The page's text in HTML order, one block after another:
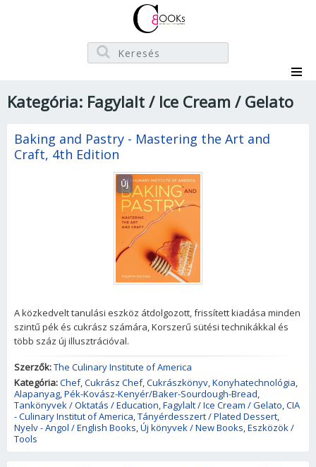
Kategória: Fagylalt / Ice Cream / Gelato
Baking and Pastry - Mastering the Art and
Craft, 4th Edition
Új
A közkedvelt tanulási eszköz átdolgozott, frissített kiadása minden
szintű pék és cukrász számára, Korszerű sütési technikákkal és
több száz új illusztrációval.
Szerzők:The Culinary Institute of America
Kategória:Chef,Cukrász Chef,Cukrászkönyv,Konyhatechnológia,
Alapanyag,Pék-Kovász-Kenyér/Baker-Sourdough-Bread,
Tankönyvek / Oktatás / Education,Fagylalt / Ice Cream / Gelato,CIA
- Culinary Institut of America,Tányérdesszert / Plated Dessert,
Nyelv - Angol / English Books,Új könyvek / New Books,Eszközök /
Tools